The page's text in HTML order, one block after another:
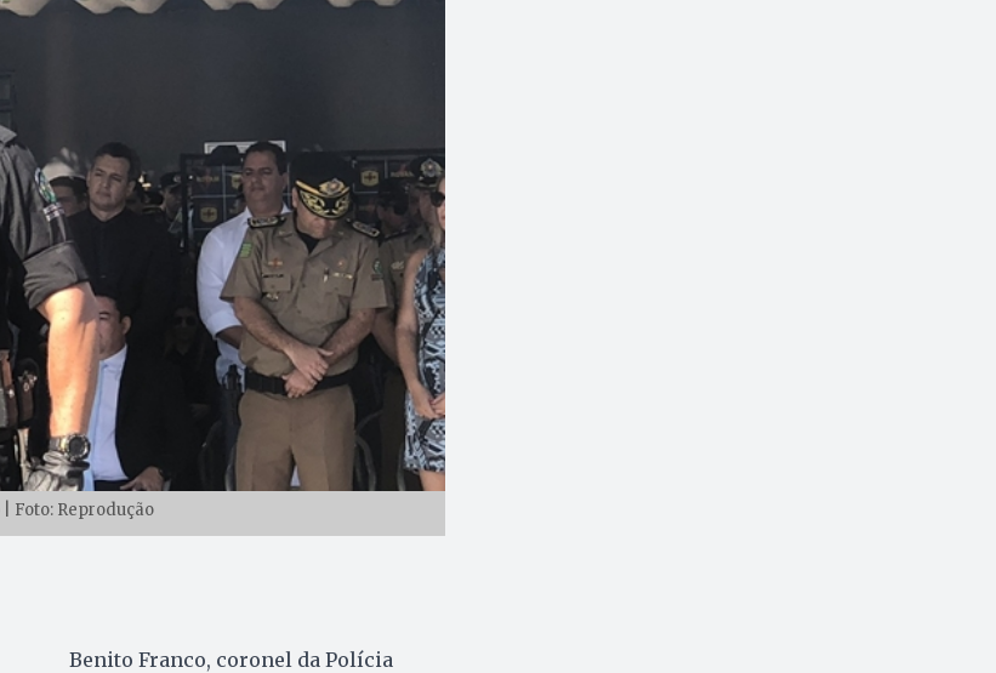
Foto: Reprodução
Benito Franco, coronel da Polícia